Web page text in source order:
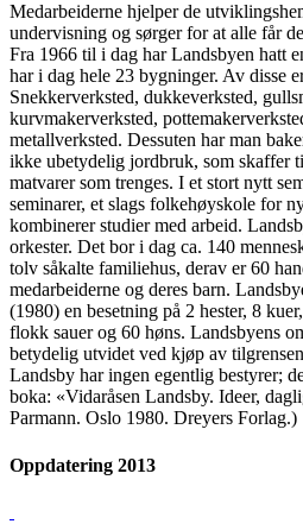
Medarbeiderne hjelper de
undervisning og sørger for at alle får
Fra 1966 til i dag har Landsbyen hatt
har i dag hele 23 bygninger. Av disse
Snekkerverksted, dukkeverksted,
kurvmakerverksted,
metallverksted. Dessuten har man
ikke ubetydelig jordbruk, som skaffer
matvarer som trenges. I et stort nytt
seminarer, et slags folkehøyskole for
kombinerer studier med arbeid.
orkester. Det bor i dag ca. 140
tolv såkalte familiehus, derav er 60
medarbeiderne og deres barn.
(1980) en besetning på 2 hester, 8
flokk sauer og 60 høns. Landsbyens
betydelig utvidet ved kjøp av
Landsby har ingen egentlig bestyrer;
boka: «Vidaråsen Landsby. Ideer,
Parmann. Oslo 1980. Dreyers Forlag.)
Oppdatering 2013